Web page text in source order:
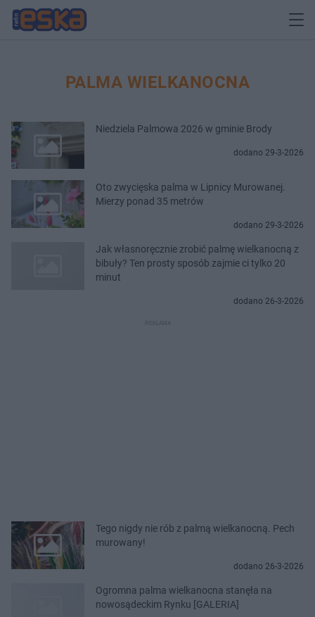
PALMA WIELKANOCNA
Niedziela Palmowa 2026 w gminie Brody
dodano 29-3-2026
Oto zwycięska palma w Lipnicy Murowanej.
Mierzy ponad 35 metrów
dodano 29-3-2026
Jak własnoręcznie zrobić palmę wielkanocną z
bibuły? Ten prosty sposób zajmie ci tylko 20
minut
dodano 26-3-2026
Tego nigdy nie rób z palmą wielkanocną. Pech
murowany!
dodano 26-3-2026
Ogromna palma wielkanocna stanęła na
nowosądeckim Rynku [GALERIA]